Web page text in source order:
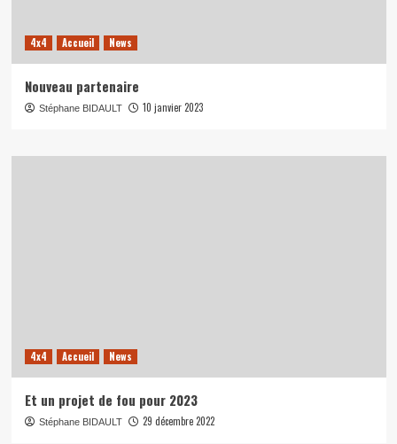
4x4 Accueil News
Nouveau partenaire
Stéphane BIDAULT 10 janvier 2023
4x4 Accueil News
Et un projet de fou pour 2023
Stéphane BIDAULT 29 décembre 2022